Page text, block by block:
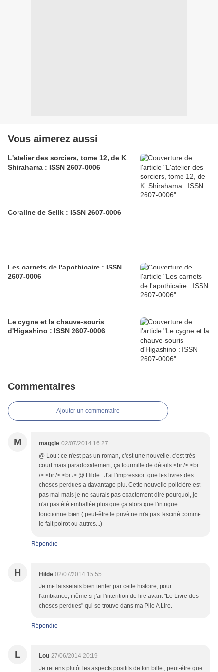
Vous aimerez aussi
L'atelier des sorciers, tome 12, de K.
Shirahama : ISSN 2607-0006
Coraline de Selik : ISSN 2607-0006
Les carnets de l'apothicaire : ISSN
2607-0006
Le cygne et la chauve-souris
d'Higashino : ISSN 2607-0006
Commentaires
Ajouter un commentaire
M maggie 02/07/2014 16:27
@ Lou : ce n'est pas un roman, c'est une nouvelle. c'est très
court mais paradoxalement, ça fourmille de détails.<br /> <br
/> <br /> <br /> @ Hilde : J'ai l'impression que les livres des
choses perdues a davantage plu. Cette nouvelle policière est
pas mal mais je ne saurais pas exactement dire pourquoi, je
n'ai pas été emballée plus que ça alors que l'intrigue
fonctionne bien ( peut-être le privé ne m'a pas fasciné comme
le fait poirot ou autres...)
Répondre
H Hilde 02/07/2014 15:55
Je me laisserais bien tenter par cette histoire, pour
l'ambiance, même si j'ai l'intention de lire avant "Le Livre des
choses perdues" qui se trouve dans ma Pile A Lire.
Répondre
L Lou 27/06/2014 20:19
Je retiens plutôt les aspects positifs de ton billet, peut-être que